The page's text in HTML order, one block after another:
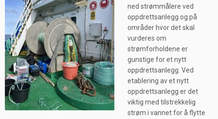
ned strømmålere ved
oppdrettsanlegg og på
områder hvor det skal
vurderes om
strømforholdene er
gunstige for et nytt
oppdrettsanlegg. Ved
etablering av et nytt
oppdrettsanlegg er det
viktig med tilstrekkelig
strøm i vannet for å flytte